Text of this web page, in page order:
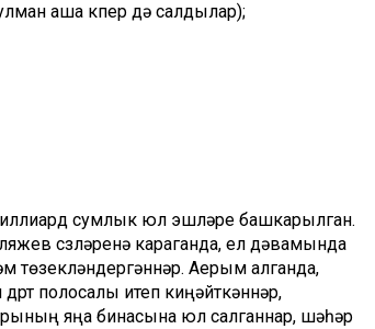
аша күпер дә салдылар);
сумлык юл эшләре башкарылган.
сүзләренә караганда, ел дәвамында
төзекләндергәннәр. Аерым алганда,
дүрт полосалы итеп киңәйткәннәр,
яңа бинасына юл салганнар, шәһәр